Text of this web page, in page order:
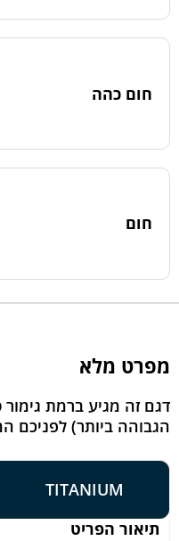
חום כהה
חום
מפרט מלא
דגם זה מגיע ברמת גימור
הגבוהה ביותר) לפניכם
TITANIUM
תיאור הפריט